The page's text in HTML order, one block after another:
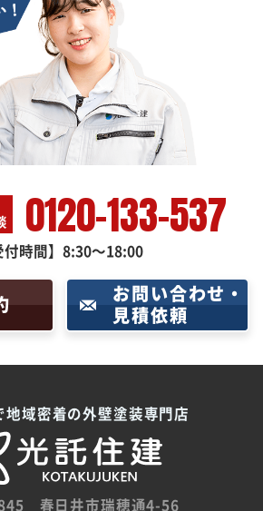
0120-133-537
付時間】8:30～18:00
お問い合わせ・
見積依頼
地域密着の外壁塗装専門店
春日井市瑞穂通4-56